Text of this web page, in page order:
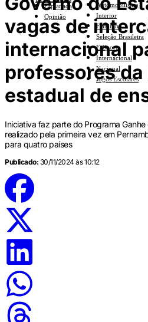
Automobilismo
Interior
Feminino
Seleção Brasileira
E-Sports
Internacional
Nacional
Jogos Escolares
Esplanada
Opinião
vagas de
internacional
professores da
estadual de
Iniciativa faz parte do Programa
realizado pela primeira vez em
para quatro países
Publicado: 30/11/2024 às 10:12